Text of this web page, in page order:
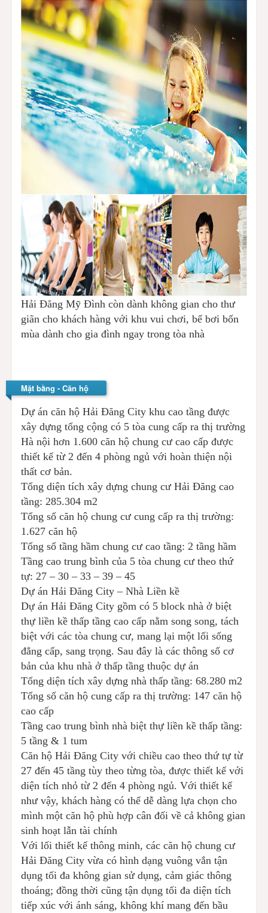
Hải Đăng Mỹ Đình còn dành không gian cho thư
giãn cho khách hàng với khu vui chơi, bể bơi bốn
mùa dành cho gia đình ngay trong tòa nhà
Mặt bằng - Căn hộ
Dự án căn hộ Hải Đăng City khu cao tầng được
xây dựng tổng cộng có 5 tòa cung cấp ra thị trường
Hà nội hơn 1.600 căn hộ chung cư cao cấp được
thiết kế từ 2 đến 4 phòng ngủ với hoàn thiện nội
thất cơ bản.
Tổng diện tích xây dựng chung cư Hải Đăng cao
tầng: 285.304 m2
Tổng số căn hộ chung cư cung cấp ra thị trường:
1.627 căn hộ
Tổng số tầng hầm chung cư cao tầng: 2 tầng hầm
Tầng cao trung bình của 5 tòa chung cư theo thứ
tự: 27 – 30 – 33 – 39 – 45
Dự án Hải Đăng City – Nhà Liền kề
Dự án Hải Đăng City gồm có 5 block nhà ở biệt
thự liền kề thấp tầng cao cấp nằm song song, tách
biệt với các tòa chung cư, mang lại một lối sống
đẳng cấp, sang trọng. Sau đây là các thông số cơ
bản của khu nhà ở thấp tầng thuộc dự án
Tổng diện tích xây dựng nhà thấp tầng: 68.280 m2
Tổng số căn hộ cung cấp ra thị trường: 147 căn hộ
cao cấp
Tầng cao trung bình nhà biệt thự liền kề thấp tầng:
5 tầng & 1 tum
Căn hộ Hải Đăng City với chiều cao theo thứ tự từ
27 đến 45 tầng tùy theo từng tòa, được thiết kế với
diện tích nhỏ từ 2 đến 4 phòng ngủ. Với thiết kế
như vậy, khách hàng có thể dễ dàng lựa chọn cho
mình một căn hộ phù hợp cân đối về cả không gian
sinh hoạt lẫn tài chính
Với lối thiết kế thông minh, các căn hộ chung cư
Hải Đăng City vừa có hình dạng vuông vắn tận
dụng tối đa không gian sử dụng, cảm giác thông
thoáng; đồng thời cũng tận dụng tối đa diện tích
tiếp xúc với ánh sáng, không khí mang đến bầu